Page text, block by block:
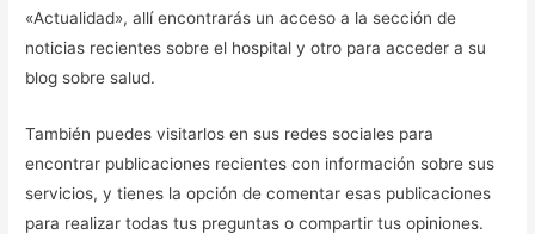
«Actualidad», allí encontrarás un acceso a la sección de
noticias recientes sobre el hospital y otro para acceder a su
blog sobre salud.
También puedes visitarlos en sus redes sociales para
encontrar publicaciones recientes con información sobre sus
servicios, y tienes la opción de comentar esas publicaciones
para realizar todas tus preguntas o compartir tus opiniones.